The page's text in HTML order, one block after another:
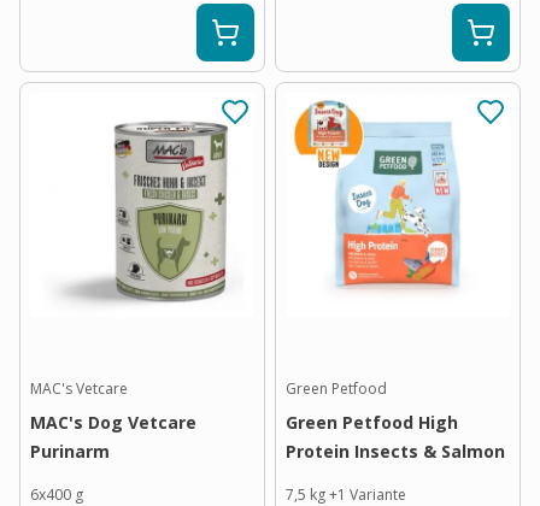
MAC's Vetcare
MAC's Dog Vetcare
Purinarm
6x400 g
Green Petfood
Green Petfood High
Protein Insects & Salmon
7,5 kg+1 Variante